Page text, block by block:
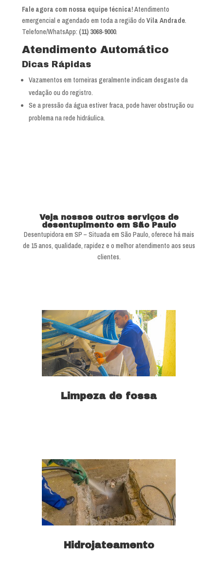
Fale agora com nossa equipe técnica!Atendimento
emergencial e agendado em toda a região do Vila Andrade.
Telefone/WhatsApp: (11) 3068-9000.
Atendimento Automático
Dicas Rápidas
Vazamentos em torneiras geralmente indicam desgaste da
vedação ou do registro.
Se a pressão da água estiver fraca, pode haver obstrução ou
problema na rede hidráulica.
Veja nossos outros serviços de
desentupimento em São Paulo
Desentupidora em SP – Situada em São Paulo, oferece há mais
de 15 anos, qualidade, rapidez e o melhor atendimento aos seus
clientes.
Limpeza de fossa
Hidrojateamento